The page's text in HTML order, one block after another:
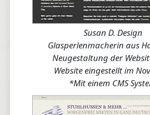
Susan D. Design
Glasperlenmacherin aus
Neugestaltung der
Website eingestellt im
*Mit einem CMS